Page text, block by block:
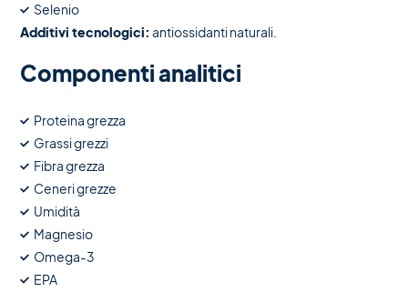
Selenio
Additivi tecnologici: antiossidanti naturali.
Componenti analitici
Proteina grezza
Grassi grezzi
Fibra grezza
Ceneri grezze
Umidità
Magnesio
Omega-3
EPA